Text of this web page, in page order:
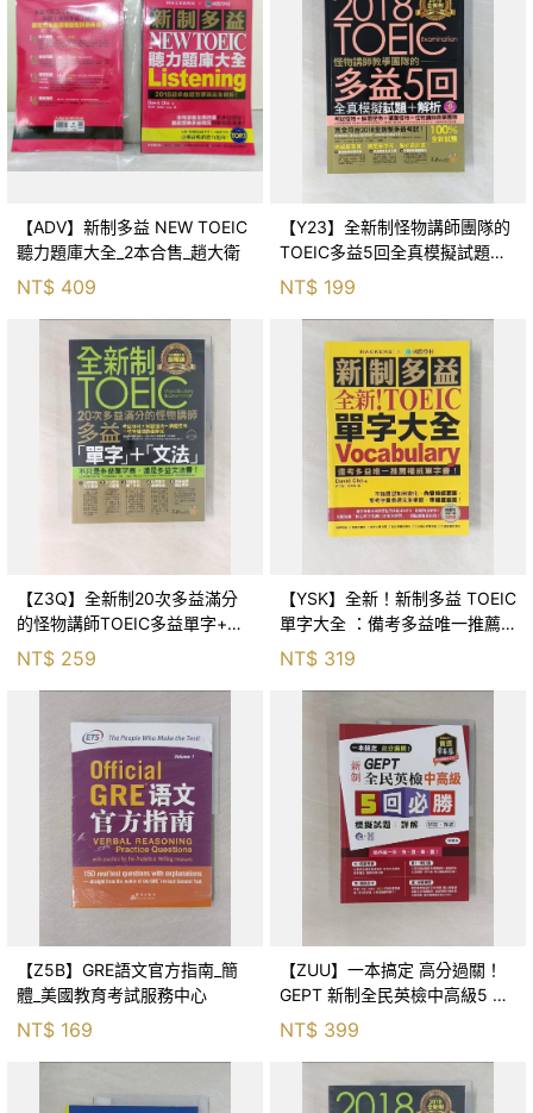
【ADV】新制多益 NEW TOEIC
聽力題庫大全_2本合售_趙大衛
NT$ 409
【Y23】全新制怪物講師團隊的
TOEIC多益5回全真模擬試題
+解析合售_林政翰
NT$ 199
【Z3Q】全新制20次多益滿分
的怪物講師TOEIC多益單字+文
法_怪物講師教學團隊（台灣）
NT$ 259
【YSK】全新！新制多益 TOEIC
單字大全 ：備考多益唯一推薦
權威單字書！不論題型如何變
化，內容持續更新，常考字彙表
達完全掌握，準
NT$ 319
【Z5B】GRE語文官方指南_簡
體_美國教育考試服務中心
NT$ 169
【ZUU】一本搞定 高分過關！
GEPT 新制全民英檢中高級5 回
必勝模擬試題+詳解（初試+複
試）-試題本+詳解本_賴世雄_賴
世雄
NT$ 399